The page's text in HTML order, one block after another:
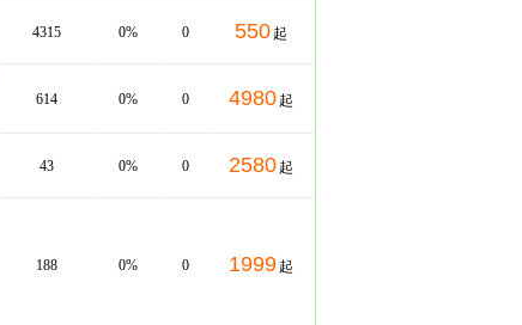
4315 0% 0 550 起
614 0% 0 4980 起
43 0% 0 2580 起
188 0% 0 1999 起